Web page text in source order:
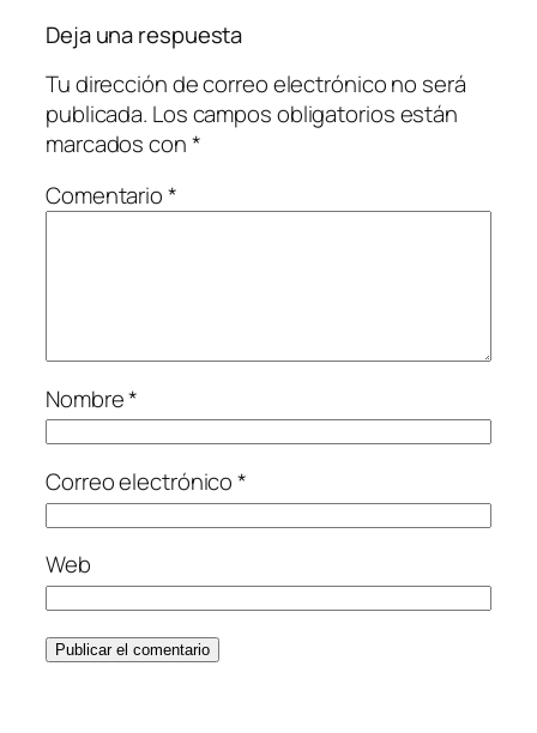
Deja una respuesta
Tu dirección de correo electrónico no será
publicada. Los campos obligatorios están
marcados con*
Comentario*
Nombre*
Correo electrónico*
Web